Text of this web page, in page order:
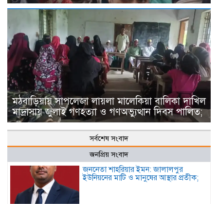
মঠবাড়িয়ায় সাপলেজা লায়লা মালেকিয়া বালিকা দাখিল
মাদ্রাসায় জুলাই গণহত্যা ও গণঅভ্যুত্থান দিবস পালিত;
সর্বশেষ সংবাদ
জনপ্রিয় সংবাদ
জননেতা শাহরিয়ার ইমন: জালালপুর
ইউনিয়নের মাটি ও মানুষের আস্থার প্রতীক;